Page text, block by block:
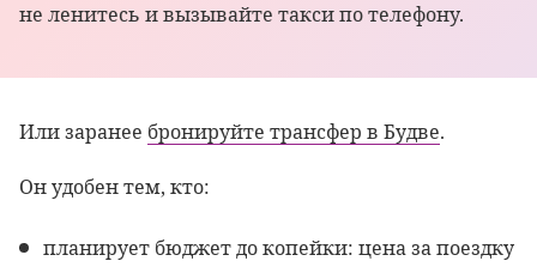
не ленитесь и вызывайте такси по телефону.
Или заранее бронируйте трансфер в Будве.
Он удобен тем, кто:
планирует бюджет до копейки: цена за поездку